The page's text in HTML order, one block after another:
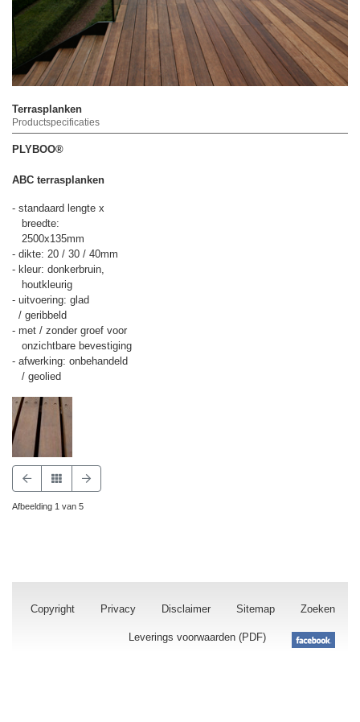
Terrasplanken
Productspecificaties
PLYBOO®
ABC terrasplanken
- standaard lengte x
breedte:
2500x135mm
- dikte: 20 / 30 / 40mm
- kleur: donkerbruin,
houtkleurig
- uitvoering: glad
/ geribbeld
- met / zonder groef voor
onzichtbare bevestiging
- afwerking: onbehandeld
/ geolied
Afbeelding 1 van 5
Copyright Privacy Disclaimer Sitemap Zoeken
Leverings voorwaarden (PDF)